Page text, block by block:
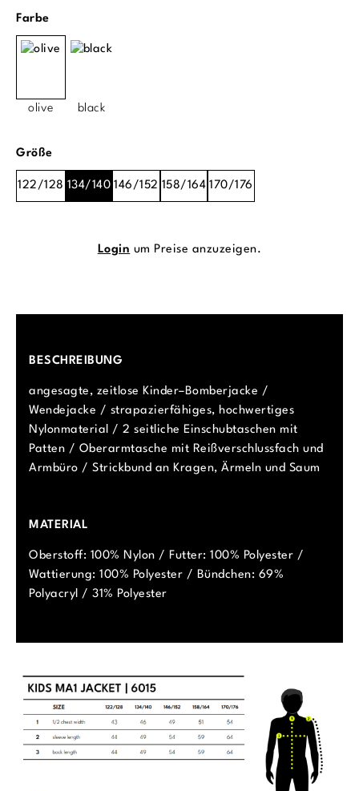
Farbeauswählen
olive black
Größeauswählen
122/128 134/140 146/152 158/164 170/176
Login um Preise anzuzeigen.
BESCHREIBUNG
angesagte, zeitlose Kinder–Bomberjacke /
Wendejacke / strapazierfähiges, hochwertiges
Nylonmaterial / 2 seitliche Einschubtaschen mit
Patten / Oberarmtasche mit Reißverschlussfach und
Armbüro / Strickbund an Kragen, Ärmeln und Saum
MATERIAL
Oberstoff: 100% Nylon / Futter: 100% Polyester /
Wattierung: 100% Polyester / Bündchen: 69%
Polyacryl / 31% Polyester